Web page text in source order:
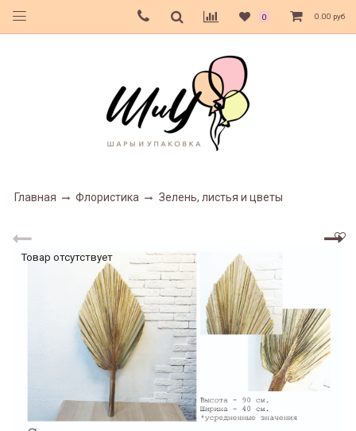
0 0.00 руб
Главная Флористика Зелень, листья и цветы
Товар отсутствует